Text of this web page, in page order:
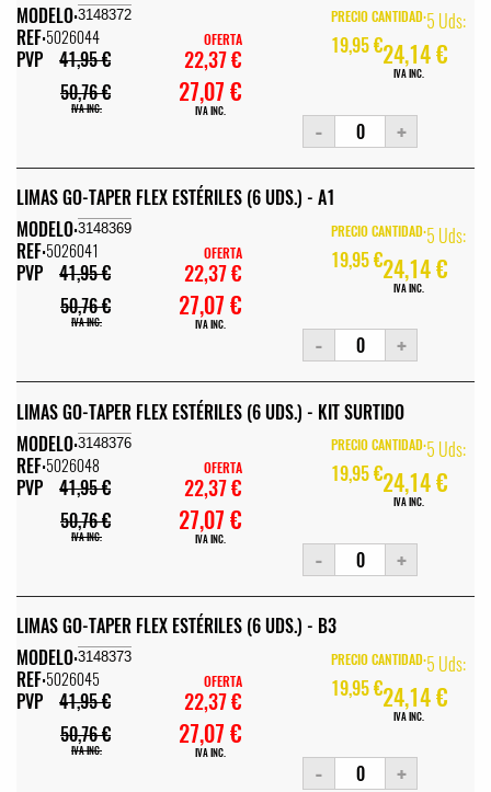
MODELO:3148372
REF:5026044
PVP
41,95 €
50,76 €
IVA INC.
OFERTA
22,37 €
27,07 €
IVA INC.
PRECIO CANTIDAD:5 Uds:
19,95 €24,14 €
IVA INC.
- +
LIMAS GO-TAPER FLEX ESTÉRILES (6 UDS.) - A1
MODELO:3148369
REF:5026041
PVP
41,95 €
50,76 €
IVA INC.
OFERTA
22,37 €
27,07 €
IVA INC.
PRECIO CANTIDAD:5 Uds:
19,95 €24,14 €
IVA INC.
- +
LIMAS GO-TAPER FLEX ESTÉRILES (6 UDS.) - KIT SURTIDO
MODELO:3148376
REF:5026048
PVP
41,95 €
50,76 €
IVA INC.
OFERTA
22,37 €
27,07 €
IVA INC.
PRECIO CANTIDAD:5 Uds:
19,95 €24,14 €
IVA INC.
- +
LIMAS GO-TAPER FLEX ESTÉRILES (6 UDS.) - B3
MODELO:3148373
REF:5026045
PVP
41,95 €
50,76 €
IVA INC.
OFERTA
22,37 €
27,07 €
IVA INC.
PRECIO CANTIDAD:5 Uds:
19,95 €24,14 €
IVA INC.
- +